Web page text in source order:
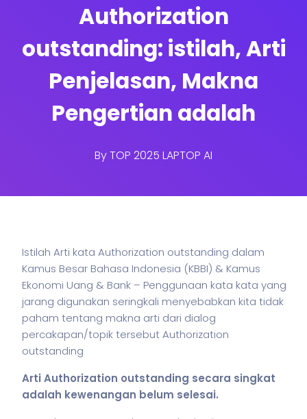
Authorization
outstanding: istilah, Arti
Penjelasan, Makna
Pengertian adalah
ByTOP 2025 LAPTOP AI
Istilah Arti kata Authorization outstanding dalam
Kamus Besar Bahasa Indonesia (KBBI) & Kamus
Ekonomi Uang & Bank – Penggunaan kata kata yang
jarang digunakan seringkali menyebabkan kita tidak
paham tentang makna arti dari dialog
percakapan/topik tersebut Authorization
outstanding
Arti Authorization outstanding secara singkat
adalah kewenangan belum selesai.